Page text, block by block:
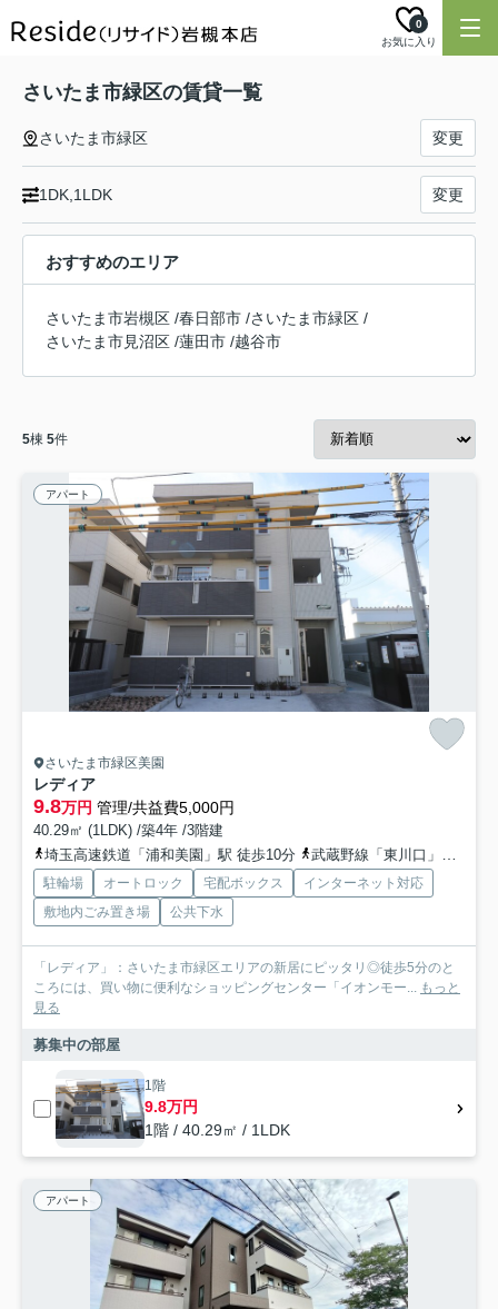
お気に入り
0
さいたま市緑区の賃貸一覧
さいたま市緑区 変更
1DK,1LDK 変更
おすすめのエリア
さいたま市岩槻区 /春日部市 /さいたま市緑区 /
さいたま市見沼区 /蓮田市 /越谷市
5棟 5件
アパート
さいたま市緑区美園
レディア
9.8万円 管理/共益費5,000円
40.29㎡ (1LDK) /築4年 /3階建
埼玉高速鉄道「浦和美園」駅 徒歩10分
武蔵野線「東川口」駅 徒歩27分
駐輪場 オートロック 宅配ボックス
インターネット対応
敷地内ごみ置き場
公共下水
「レディア」：さいたま市緑区エリアの新居にピッタリ◎徒歩5分のと
ころには、買い物に便利なショッピングセンター「イオンモー... もっと
見る
募集中の部屋
1階
9.8万円
1階 / 40.29㎡ / 1LDK
アパート